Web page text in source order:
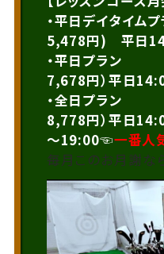
・平日デイタイ
5,478円) 平日
・平日プラ
7,678円）平日
・全日プラ
8,778円）平日
～19:00☜一番人気
毎月このお月謝な